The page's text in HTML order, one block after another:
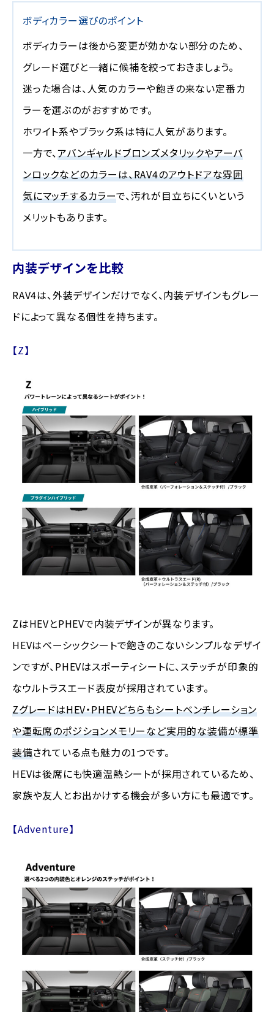
ボディカラー選びのポイント
ボディカラーは後から変更が効かない部分のため、
グレード選びと一緒に候補を絞っておきましょう。
迷った場合は、人気のカラーや飽きの来ない定番カ
ラーを選ぶのがおすすめです。
ホワイト系やブラック系は特に人気があります。
一方で、アバンギャルドブロンズメタリックやアーバ
ンロックなどのカラーは、RAV4のアウトドアな雰囲
気にマッチするカラーで、汚れが目立ちにくいという
メリットもあります。
内装デザインを比較
RAV4は、外装デザインだけでなく、内装デザインもグレー
ドによって異なる個性を持ちます。
【Z】
ZはHEVとPHEVで内装デザインが異なります。
HEVはベーシックシートで飽きのこないシンプルなデザイ
ンですが、PHEVはスポーティシートに、ステッチが印象的
なウルトラスエード表皮が採用されています。
ZグレードはHEV・PHEVどちらもシートベンチレーション
や運転席のポジションメモリーなど実用的な装備が標準
装備されている点も魅力の1つです。
HEVは後席にも快適温熱シートが採用されているため、
家族や友人とお出かけする機会が多い方にも最適です。
【Adventure】